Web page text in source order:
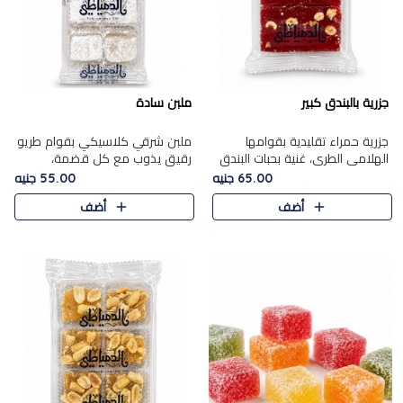
جزرية بالبندق كبير
جزرية حمراء تقليدية بقوامها
الهلامي الطري، غنية بحبات البندق
الفاخرة التي تضيف قرمشة راقية
إلى قوامها الناعم، لتقدم مزيجًا
متوازنًا من النكه..
65.00 جنيه
أضف
ملبن سادة
ملبن شرقي كلاسيكي بقوام طريو
رقيق يذوب مع كل قضمة،
مغطى بطبقة ناعمة من السكر
البودرة ليقدم المذاق الأصيل الذي
ارتبط بحلويات المولد التقليدي..
55.00 جنيه
أضف